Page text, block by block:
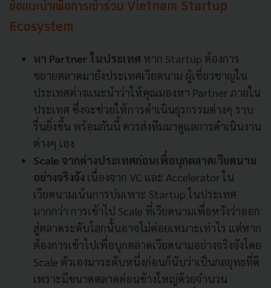
ข้อแนะนำเพื่อการเข้าร่วม Vietnam Startup
Ecosystem
หา Partnerในประเทศ หาก Startup ต้องการ
ขยายตลาดมายังประเทศเวียดนาม ผู้เชี่ยวชาญใน
ประเทศต่างแนะนำว่าให้คุณมองหา Partner ภายใน
ประเทศ ซึ่งจะช่วยให้การดำเนินธุรกรรมต่างๆ ราบ
รื่นยิ่งขึ้น พร้อมกันนี้ ควรส่งทีมมาดูแลการดำเนินงาน
ต่างๆ เอง
Scale จากต่างประเทศก่อนเพื่อบุกตลาดเวียดนาม
อย่างจริงจัง เนื่องจาก VC และ Acceleratorใน
เวียดนามเน้นการบ่มเพาะ Startupในประเทศ
มากกว่า การเข้าไป Scale ที่เวียดนามเพื่อหวังว่าออก
สู่ตลาดระดับโลกนั้นอาจไม่ค่อยเหมาะเท่าไร แต่หาก
ต้องการเข้าไปเพื่อบุกตลาดเวียดนามอย่างจริงจังโดย
Scale ตัวเองมาระดับหนึ่งก่อนก็นับว่าเป็นกลยุทธที่ดี
เพราะมีขนาดตลาดค่อนข้างใหญ่ด้วยจำนวน